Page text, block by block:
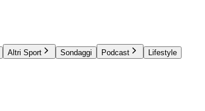
Altri Sport Sondaggi Podcast
Lifestyle